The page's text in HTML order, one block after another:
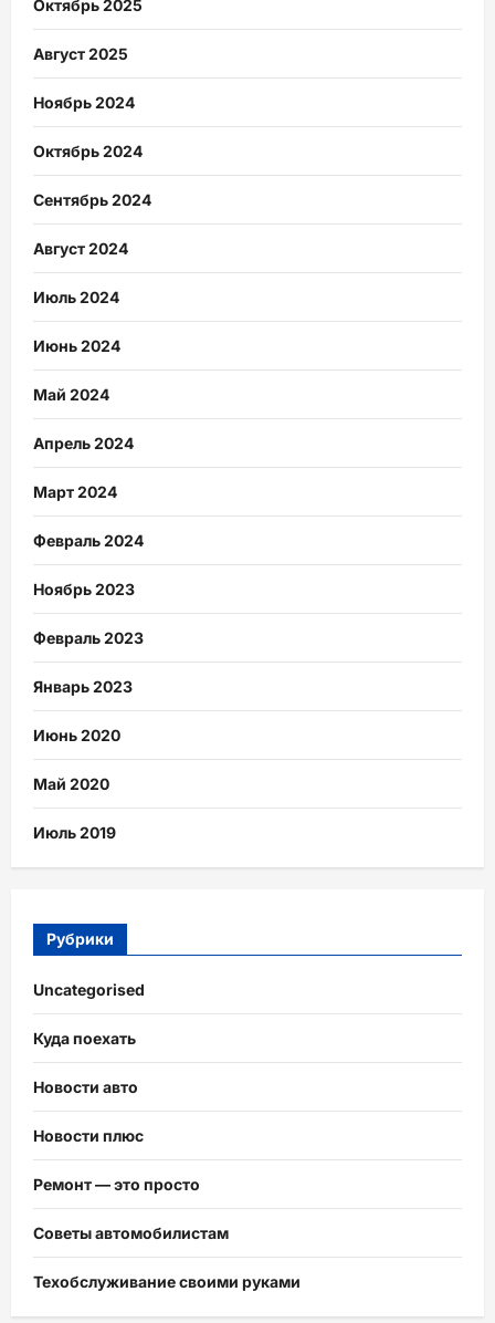
Октябрь 2025
Август 2025
Ноябрь 2024
Октябрь 2024
Сентябрь 2024
Август 2024
Июль 2024
Июнь 2024
Май 2024
Апрель 2024
Март 2024
Февраль 2024
Ноябрь 2023
Февраль 2023
Январь 2023
Июнь 2020
Май 2020
Июль 2019
Рубрики
Uncategorised
Куда поехать
Новости авто
Новости плюс
Ремонт — это просто
Советы автомобилистам
Техобслуживание своими руками